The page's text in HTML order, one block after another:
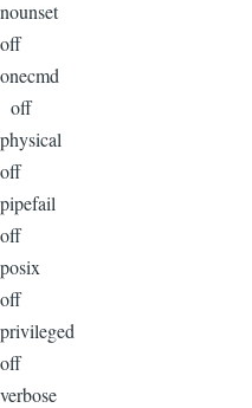
nounset
off
onecmd
off
physical
off
pipefail
off
posix
off
privileged
off
verbose